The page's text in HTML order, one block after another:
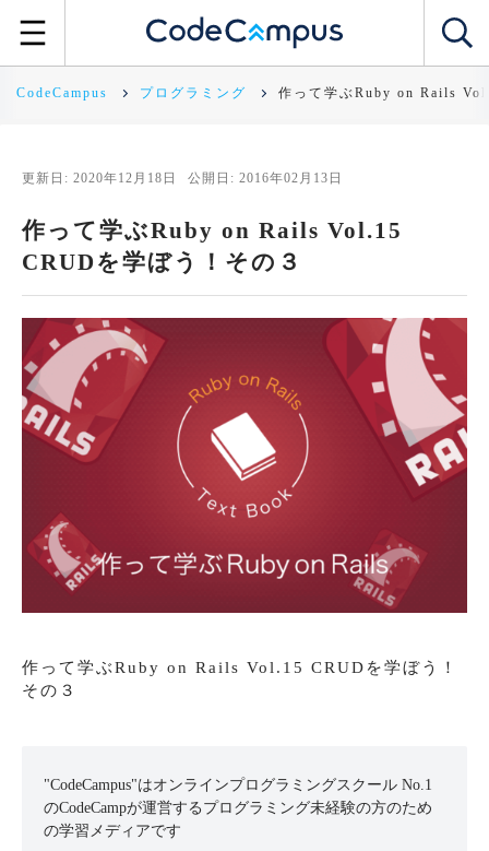
CodeCampus プログラミング 作って学ぶRuby on Rails
更新日: 2020年12月18日 公開日: 2016年02月13日
作って学ぶRuby on Rails Vol.15
CRUDを学ぼう！その３
作って学ぶRuby on Rails Vol.15 CRUDを学ぼう！
その３
"CodeCampus"はオンラインプログラミングスクール No.1
のCodeCampが運営するプログラミング未経験の方のため
の学習メディアです